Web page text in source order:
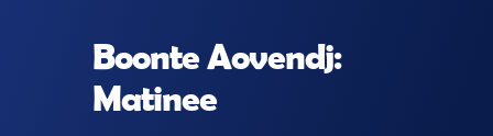
Boonte Aovendj:
Matinee